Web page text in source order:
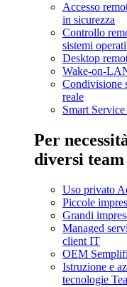
Accesso
in sicurezza
Controllo
sistemi
Desktop
Wake-on-
Condivisione
reale
Smart Service
Per
diversi team
Uso privato
Piccole
Grandi
Managed
client IT
OEM
Istruzione e
tecnologie